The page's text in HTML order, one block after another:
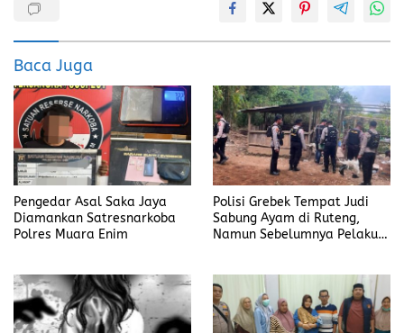
o
o
k
d
o
n
Baca Juga
Pengedar Asal Saka Jaya
Diamankan Satresnarkoba
Polres Muara Enim
Polisi Grebek Tempat Judi
Sabung Ayam di Ruteng,
Namun Sebelumnya Pelaku